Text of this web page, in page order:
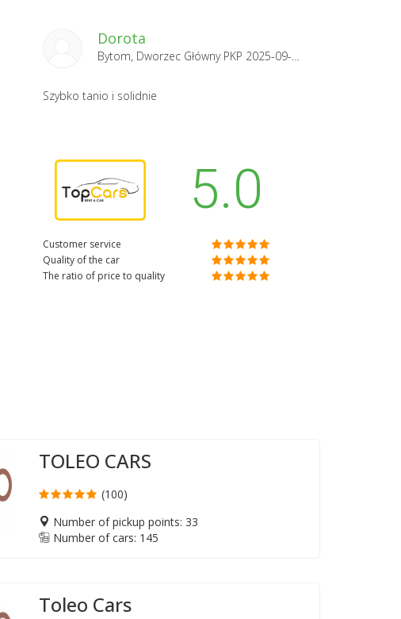
Dorota
Szybko tanio i solidnie
5.0
Customer service
Quality of the car
The ratio of price to quality
TOLEO CARS
(100)
Number of pickup points: 33
Number of cars: 145
Toleo Cars